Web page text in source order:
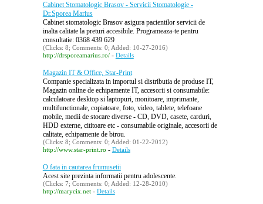
Cabinet Stomatologic Brasov - Servicii Stomatologie -
Dr.Sporea Marius
Cabinet stomatologic Brasov asigura pacientilor servicii de
inalta calitate la preturi accesibile. Programeaza-te pentru
consultatie: 0368 439 629
(Clicks: 8; Comments: 0; Added: 10-27-2016)
http://drsporeamarius.ro/- Details
Magazin IT & Office, Star-Print
Companie specializata in importul si distributia de produse IT,
Magazin online de echipamente IT, accesorii si consumabile:
calculatoare desktop si laptopuri, monitoare, imprimante,
multifunctionale, copiatoare, foto, video, tablete, telefoane
mobile, medii de stocare diverse - CD, DVD, casete, carduri,
HDD externe, cititoare etc - consumabile originale, accesorii de
calitate, echipamente de birou.
(Clicks: 8; Comments: 0; Added: 01-22-2012)
http://www.star-print.ro - Details
O fata in cautarea frumusetii
Acest site prezinta informatii pentru adolescente.
(Clicks: 7; Comments: 0; Added: 12-28-2010)
http://marycix.net- Details